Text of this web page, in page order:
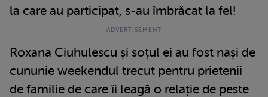
la care au participat, s-au îmbrăcat la fel!
Roxana Ciuhulescu și soțul ei au fost nași de
cununie weekendul trecut pentru prietenii
de familie de care îi leagă o relație de peste